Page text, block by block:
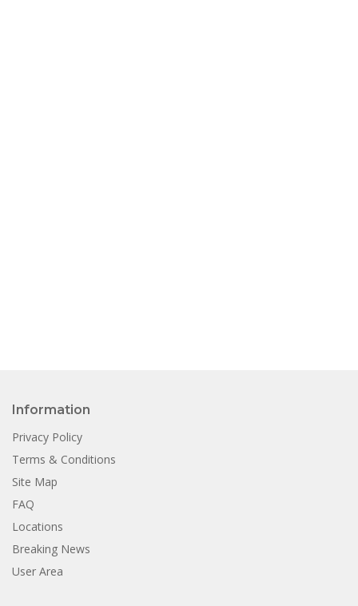
Information
Privacy Policy
Terms & Conditions
Site Map
FAQ
Locations
Breaking News
User Area